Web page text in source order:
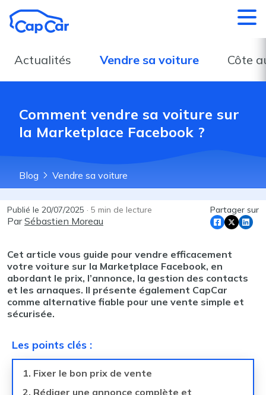
Actualités Vendre sa voiture Côte
Comment vendre sa voiture sur
la Marketplace Facebook ?
Blog Vendre sa voiture
Publié le 20/07/2025 · 5 min de lecture
ParSébastien Moreau
Partager sur
Cet article vous guide pour vendre efficacement
votre voiture sur la Marketplace Facebook, en
abordant le prix, l’annonce, la gestion des contacts
et les arnaques. Il présente également CapCar
comme alternative fiable pour une vente simple et
sécurisée.
Les points clés :
1. Fixer le bon prix de vente
2. Rédiger une annonce complète et